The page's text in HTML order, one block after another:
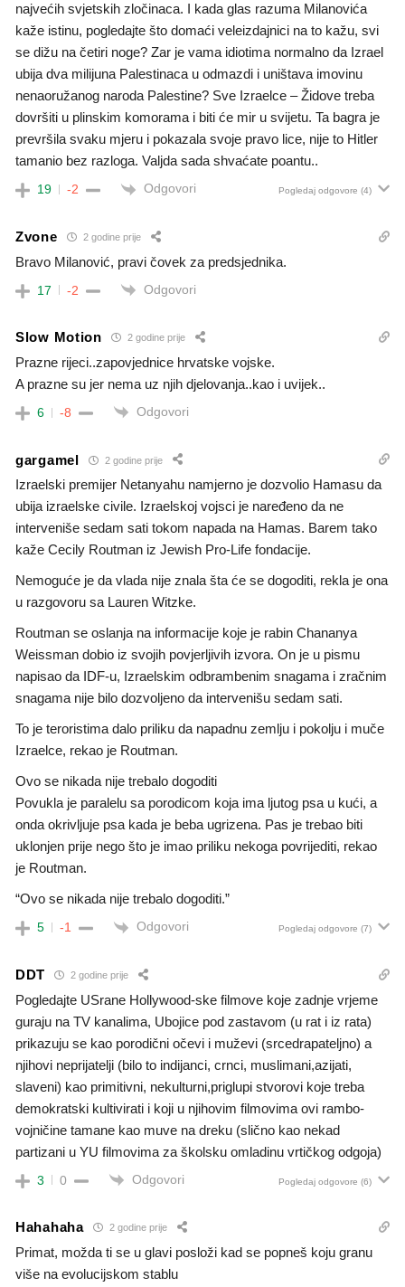
najvećih svjetskih zločinaca. I kada glas razuma Milanovića
kaže istinu, pogledajte što domaći veleizdajnici na to kažu, svi
se dižu na četiri noge? Zar je vama idiotima normalno da Izrael
ubija dva milijuna Palestinaca u odmazdi i uništava imovinu
nenaoružanog naroda Palestine? Sve Izraelce – Židove treba
dovršiti u plinskim komorama i biti će mir u svijetu. Ta bagra je
prevršila svaku mjeru i pokazala svoje pravo lice, nije to Hitler
tamanio bez razloga. Valjda sada shvaćate poantu..
19 -2 Odgovori Pogledaj odgovore (4)
Zvone 2 godine prije
Bravo Milanović, pravi čovek za predsjednika.
17 -2 Odgovori
Slow Motion 2 godine prije
Prazne rijeci..zapovjednice hrvatske vojske.
A prazne su jer nema uz njih djelovanja..kao i uvijek..
6 -8 Odgovori
gargamel 2 godine prije
Izraelski premijer Netanyahu namjerno je dozvolio Hamasu da
ubija izraelske civile. Izraelskoj vojsci je naređeno da ne
interveniše sedam sati tokom napada na Hamas. Barem tako
kaže Cecily Routman iz Jewish Pro-Life fondacije.
Nemoguće je da vlada nije znala šta će se dogoditi, rekla je ona
u razgovoru sa Lauren Witzke.
Routman se oslanja na informacije koje je rabin Chananya
Weissman dobio iz svojih povjerljivih izvora. On je u pismu
napisao da IDF-u, Izraelskim odbrambenim snagama i zračnim
snagama nije bilo dozvoljeno da intervenišu sedam sati.
To je teroristima dalo priliku da napadnu zemlju i pokolju i muče
Izraelce, rekao je Routman.
Ovo se nikada nije trebalo dogoditi
Povukla je paralelu sa porodicom koja ima ljutog psa u kući, a
onda okrivljuje psa kada je beba ugrizena. Pas je trebao biti
uklonjen prije nego što je imao priliku nekoga povrijediti, rekao
je Routman.
“Ovo se nikada nije trebalo dogoditi.”
5 -1 Odgovori Pogledaj odgovore (7)
DDT 2 godine prije
Pogledajte USrane Hollywood-ske filmove koje zadnje vrjeme
guraju na TV kanalima, Ubojice pod zastavom (u rat i iz rata)
prikazuju se kao porodični očevi i muževi (srcedrapateljno) a
njihovi neprijatelji (bilo to indijanci, crnci, muslimani,azijati,
slaveni) kao primitivni, nekulturni,priglupi stvorovi koje treba
demokratski kultivirati i koji u njihovim filmovima ovi rambo-
vojničine tamane kao muve na dreku (slično kao nekad
partizani u YU filmovima za školsku omladinu vrtičkog odgoja)
3 0 Odgovori Pogledaj odgovore (6)
Hahahaha 2 godine prije
Primat, možda ti se u glavi posloži kad se popneš koju granu
više na evolucijskom stablu